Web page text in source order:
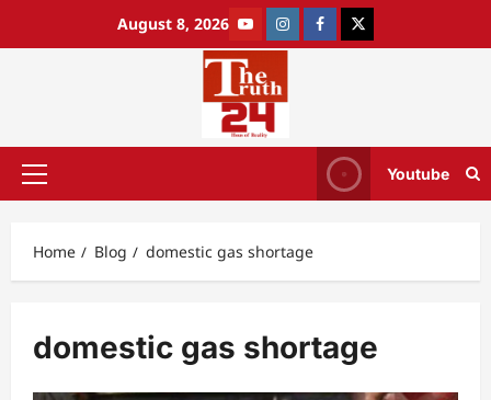
August 8, 2026
Youtube
Home Blog domestic gas shortage
domestic gas shortage